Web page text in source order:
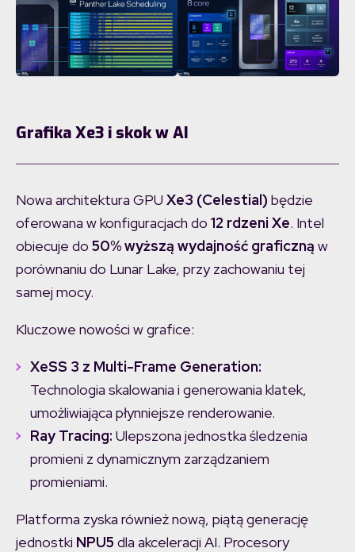
Grafika Xe3 i skok w AI
Nowa architektura GPU Xe3 (Celestial) będzie
oferowana w konfiguracjach do 12 rdzeni Xe. Intel
obiecuje do 50% wyższą wydajność graficzną w
porównaniu do Lunar Lake, przy zachowaniu tej
samej mocy.
Kluczowe nowości w grafice:
XeSS 3 z Multi-Frame Generation:
Technologia skalowania i generowania klatek,
umożliwiająca płynniejsze renderowanie.
Ray Tracing: Ulepszona jednostka śledzenia
promieni z dynamicznym zarządzaniem
promieniami.
Platforma zyska również nową, piątą generację
jednostki NPU5 dla akceleracji AI. Procesory